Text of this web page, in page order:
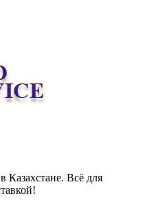
Казахстане. Всё для